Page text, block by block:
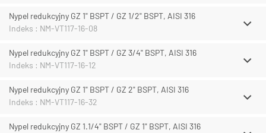
Nypel redukcyjny GZ 1" BSPT / GZ 1/2" BSPT, AISI 316
Indeks : NM-VT117-16-08
Nypel redukcyjny GZ 1" BSPT / GZ 3/4" BSPT, AISI 316
Indeks : NM-VT117-16-12
Nypel redukcyjny GZ 1" BSPT / GZ 2" BSPT, AISI 316
Indeks : NM-VT117-16-32
Nypel redukcyjny GZ 1.1/4" BSPT / GZ 1" BSPT, AISI 316